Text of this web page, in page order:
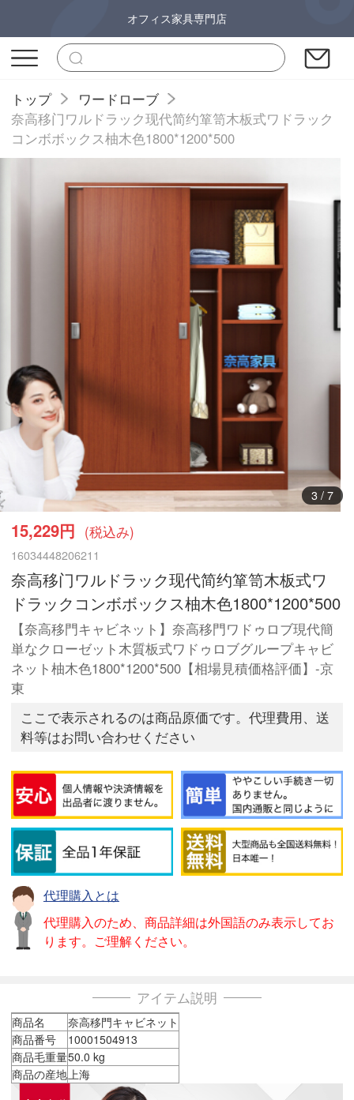
オフィス家具専門店
トップ
ワードローブ
奈高移门ワルドラック现代简约箪笥木板式ワドラック
コンボボックス柚木色1800*1200*500
3/ 7
15,229円 (税込み)
16034448206211
奈高移门ワルドラック现代简约箪笥木板式ワ
ドラックコンボボックス柚木色1800*1200*500
【奈高移門キャビネット】奈高移門ワドゥロブ現代簡
単なクローゼット木質板式ワドゥロブグループキャビ
ネット柚木色1800*1200*500【相場見積価格評価】-京
東
ここで表示されるのは商品原価です。代理費用、送
料等はお問い合わせください
代理購入とは
代理購入のため、商品詳細は外国語のみ表示してお
ります。ご理解ください。
アイテム説明
商品名
奈高移門キャビネット
商品番号
10001504913
商品毛重量50.0 kg
商品の産地 上海